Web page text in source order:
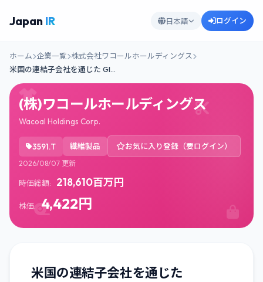
Japan IR 日本語 ログイン
ホーム 企業一覧 株式会社ワコールホールディングス
米国の連結子会社を通じた Gl…
(株)ワコールホールディングス
Wacoal Holdings Corp.
3591.T 繊維製品 お気に入り登録（要ログイン）
2026/08/07 更新
時価総額: 218,610百万円
株価: 4,422円
米国の連結子会社を通じた